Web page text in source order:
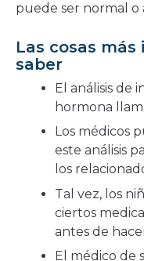
puede ser normal o
Las cosas
saber
El análisis de
hormona
Los médicos
este análisis
los
Tal vez, los
ciertos
antes de
El médico de